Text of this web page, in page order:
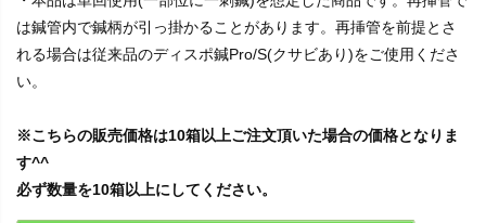
は鍼管内で鍼柄が引っ掛かることがあります。再挿管を前提とさ
れる場合は従来品のディスポ鍼Pro/S(クサビあり)をご使用くださ
い。
※こちらの販売価格は10箱以上ご注文頂いた場合の価格となりま
す^^
必ず数量を10箱以上にしてください。